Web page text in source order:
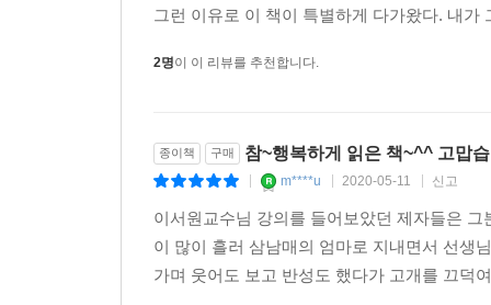
하면 자신만 고생한다, 마음의 상처는 평생 간
있는 사람 덕분이 아닐까. 이 책을 통해 해묵은 고
그런 이유로 이 책이 특별하게 다가왔다. 내
2명이 이 리뷰를 추천합니다.
종이책 구매 참~행복하게 읽은 책~^^ 고맙
m****u 2020-05-11 신고
이서원교수님 강의를 들어보았던 제자들은
이 많이 흘러 삼남매의 엄마로 지내면서 선생
가며 웃어도 보고 반성도 했다가 고개를 끄덕